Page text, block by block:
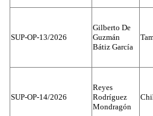
SUP-OP-13/2026
Gilberto De
Guzmán
Bátiz García
SUP-OP-14/2026
Reyes
Rodríguez
Mondragón